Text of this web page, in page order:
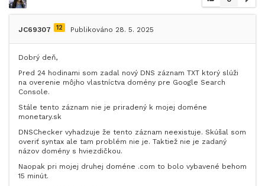
JC69307 12 Publikováno 28. 5. 2025
Dobrý deň,
Pred 24 hodinami som zadal nový DNS záznam TXT ktorý slúži
na overenie môjho vlastníctva domény pre Google Search
Console.
Stále tento záznam nie je priradený k mojej doméne
monetary.sk
DNSChecker vyhadzuje že tento záznam neexistuje. Skúšal som
overiť syntax ale tam problém nie je. Taktiež nie je zadaný
názov domény s hviezdičkou.
Naopak pri mojej druhej doméne .com to bolo vybavené behom
15 minút.